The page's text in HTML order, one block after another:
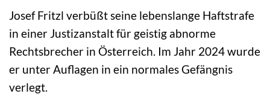
Josef Fritzl verbüßt seine lebenslange Haftstrafe
in einer Justizanstalt für geistig abnorme
Rechtsbrecher in Österreich. Im Jahr 2024 wurde
er unter Auflagen in ein normales Gefängnis
verlegt.